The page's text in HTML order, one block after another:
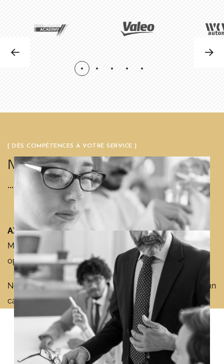
[ DES COMPÉTENCES À VOTRE SERVICE ]
Notre expertise
AXCEL Partnersoffre la garantie d’une solution de
Management de transition immédiatement
opérationnelle sur les 5 continents.
Nous nous engageons sur des résultats rapides dans un
cadre de mission défini avec nos clients.